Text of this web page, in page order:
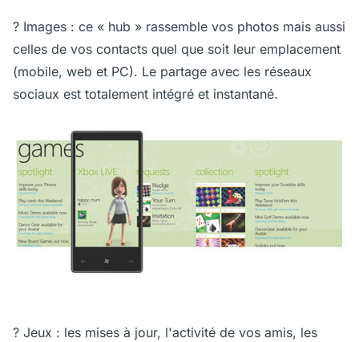
? Images : ce « hub » rassemble vos photos mais aussi
celles de vos contacts quel que soit leur emplacement
(mobile, web et PC). Le partage avec les réseaux
sociaux est totalement intégré et instantané.
? Jeux : les mises à jour, l'activité de vos amis, les